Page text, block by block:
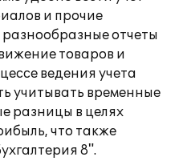
и прочие
отчеты
товаров и
ведения учета
учитывать временные
разницы в целях
что также
8".